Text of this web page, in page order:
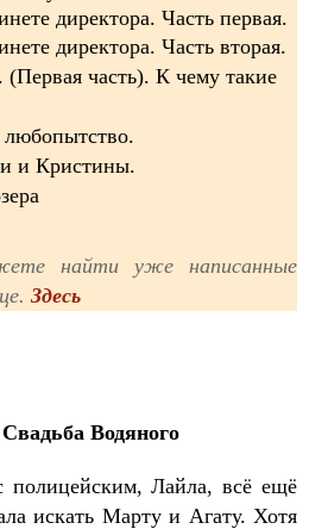
директора. Часть первая.
директора. Часть вторая.
(Первая часть). К чему такие
любопытство.
и Кристины.
найти уже написанные
Здесь
Водяного
полицейским, Лайла, всё ещё
искать Марту и Агату. Хотя